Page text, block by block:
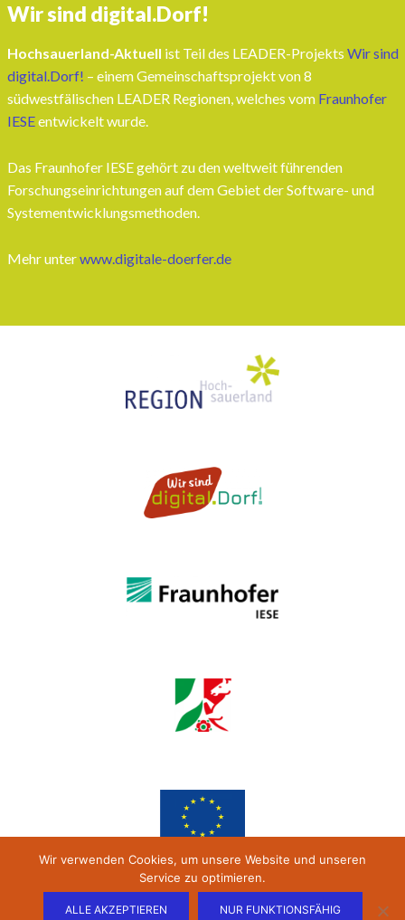
Wir sind digital.Dorf!
Hochsauerland-Aktuell ist Teil des LEADER-Projekts Wir sind
digital.Dorf! – einem Gemeinschaftsprojekt von 8
südwestfälischen LEADER Regionen, welches vom Fraunhofer
IESEentwickelt wurde.
Das Fraunhofer IESE gehört zu den weltweit führenden
Forschungseinrichtungen auf dem Gebiet der Software- und
Systementwicklungsmethoden.
Mehr unterwww.digitale-doerfer.de
Wir verwenden Cookies, um unsere Website und unseren
Service zu optimieren.
ALLE AKZEPTIEREN NUR FUNKTIONSFÄHIG